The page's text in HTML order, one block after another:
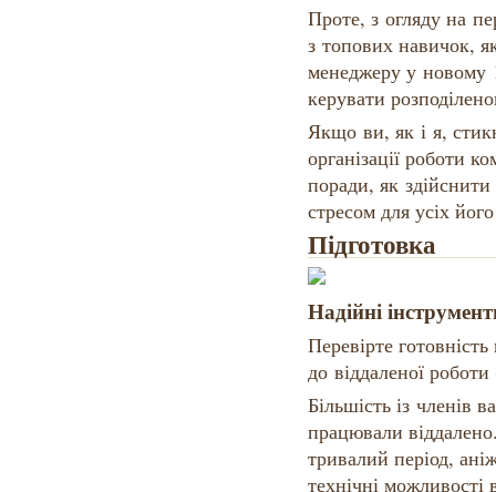
Проте, з огляду на
з топових навичок,
менеджеру у новому
керувати
Якщо ви, як і я,
організації роботи
поради, як
стресом для усіх
Підготовка
Надійні
Перевірте
до віддаленої
Більшість із членів
працювали
тривалий період,
технічні можливості